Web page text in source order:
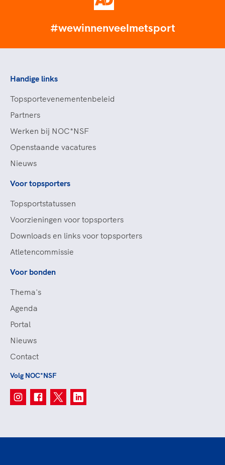
#wewinnenveelmetsport
Handige links
Topsportevenementenbeleid
Partners
Werken bij NOC*NSF
Openstaande vacatures
Nieuws
Voor topsporters
Topsportstatussen
Voorzieningen voor topsporters
Downloads en links voor topsporters
Atletencommissie
Voor bonden
Thema's
Agenda
Portal
Nieuws
Contact
Volg NOC*NSF